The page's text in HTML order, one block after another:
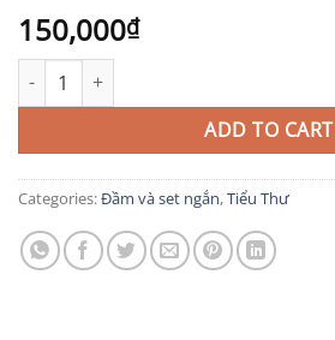
150,000₫
TIT355 quantity
ADD TO CART
Categories:Đầm và set ngắn,Tiểu Thư